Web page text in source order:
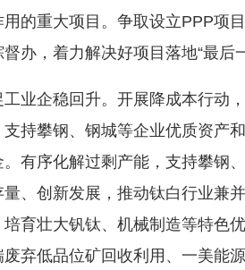
的重大项目。争取设立PPP项
办，着力解决好项目落地“最后
稳回升。开展降成本行动，
持攀钢、钢城等企业优质资产
有序化解过剩产能，支持攀钢
、创新发展，推动钛白行业兼
育壮大钒钛、机械制造等特色
废弃低品位矿回收利用、一美能